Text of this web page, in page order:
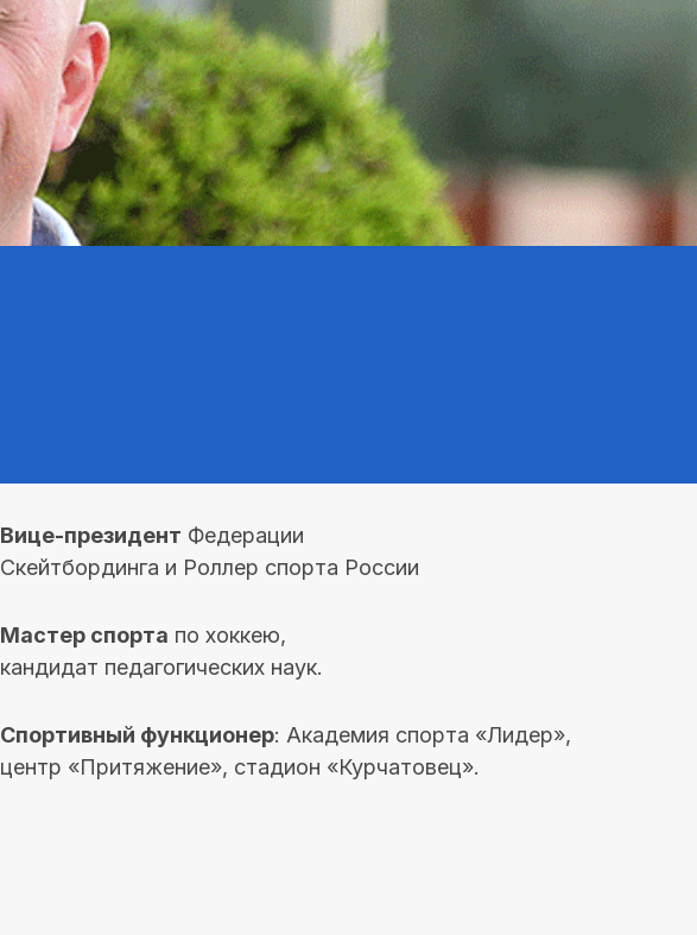
Вице-президент Федерации
Скейтбординга и Роллер спорта России
Мастер спорта по хоккею,
кандидат педагогических наук.
Спортивный функционер: Академия спорта «Лидер»,
центр «Притяжение», стадион «Курчатовец».